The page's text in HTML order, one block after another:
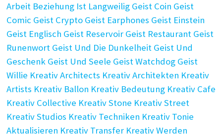
Arbeit Beziehung Ist Langweilig Geist Coin Geist
Comic Geist Crypto Geist Earphones Geist Einstein
Geist Englisch Geist Reservoir Geist Restaurant Geist
Runenwort Geist Und Die Dunkelheit Geist Und
Geschenk Geist Und Seele Geist Watchdog Geist
Willie Kreativ Architects Kreativ Architekten Kreativ
Artists Kreativ Ballon Kreativ Bedeutung Kreativ Cafe
Kreativ Collective Kreativ Stone Kreativ Street
Kreativ Studios Kreativ Techniken Kreativ Tonie
Aktualisieren Kreativ Transfer Kreativ Werden